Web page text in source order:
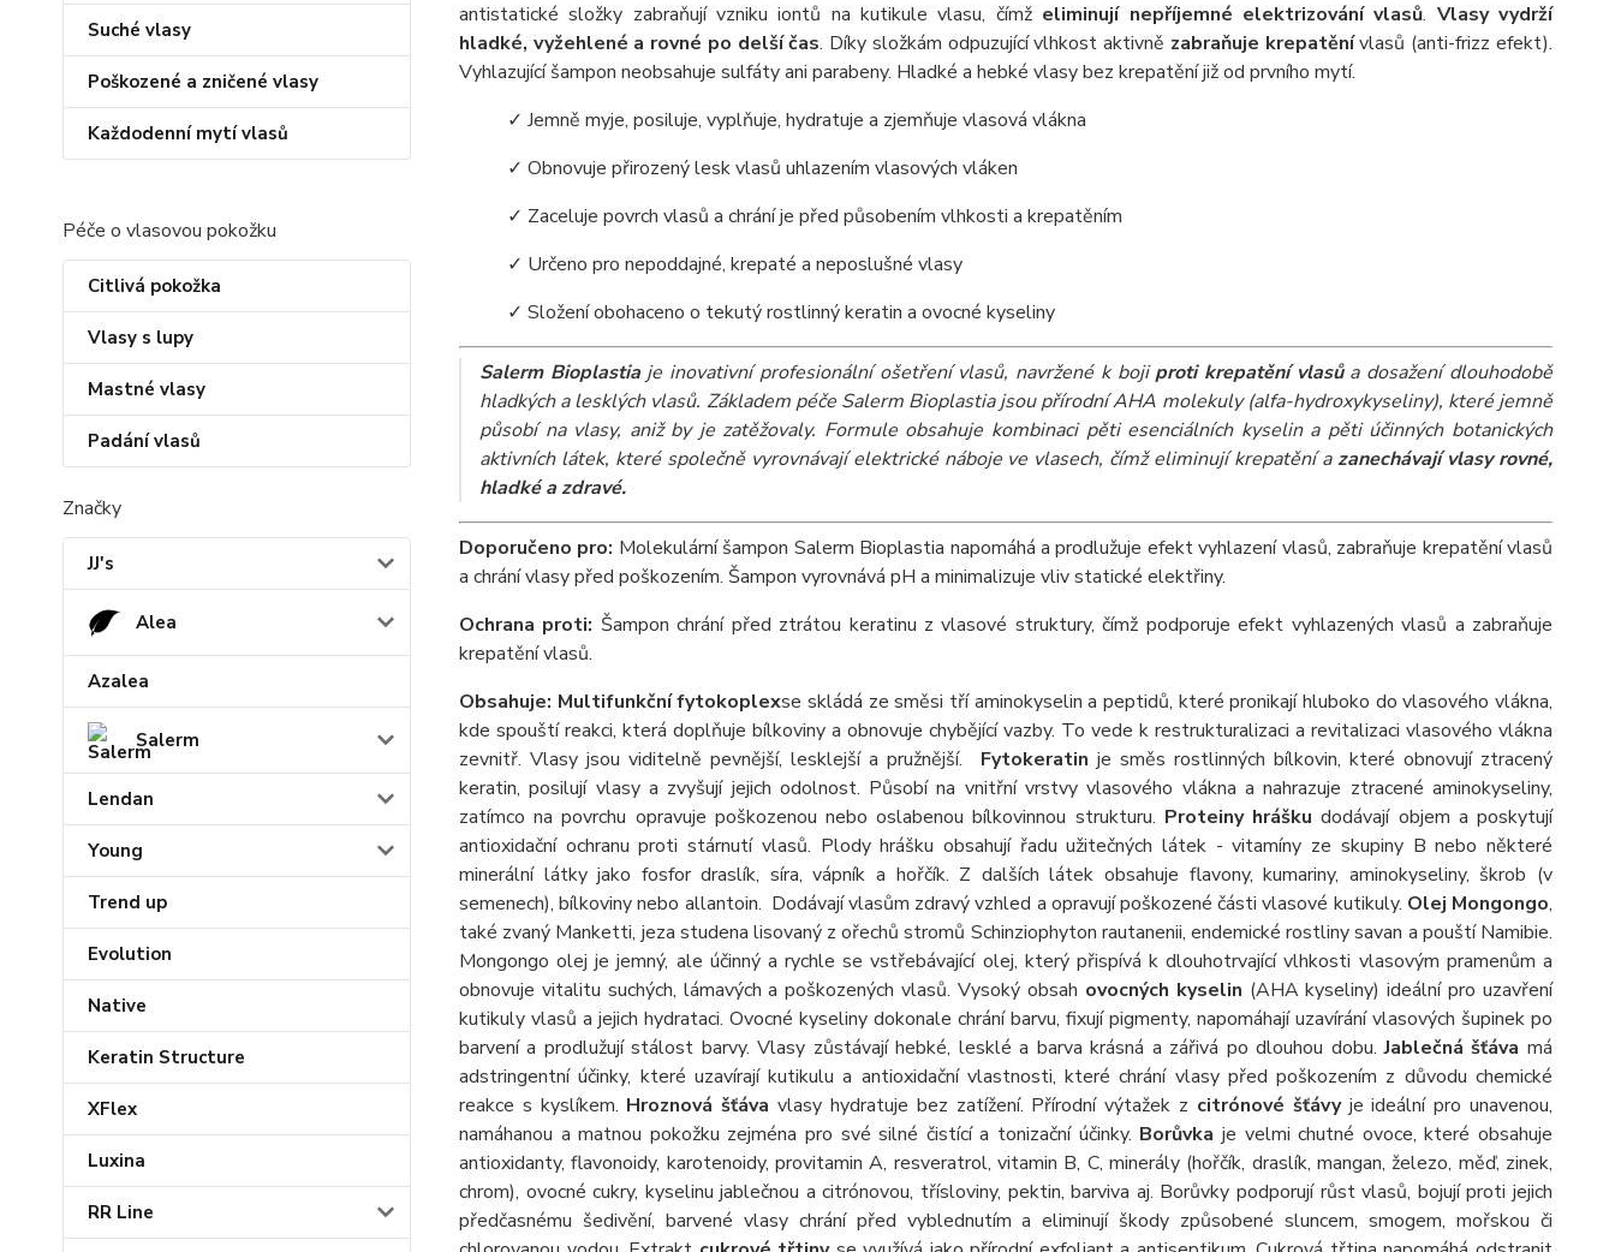
Suché vlasy
Poškozené a zničené vlasy
Každodenní mytí vlasů
Péče o vlasovou pokožku
Citlivá pokožka
Vlasy s lupy
Mastné vlasy
Padání vlasů
Značky
JJ's
Alea
Azalea
Salerm
Lendan
Young
Trend up
Evolution
Native
Keratin Structure
XFlex
Luxina
RR Line
antistatické složky zabraňují vzniku iontů na kutikule vlasu, čímž eliminují nepříjemné elektrizování vlasů. Vlasy vydrží
hladké, vyžehlené a rovné po delší čas. Díky složkám odpuzující vlhkost aktivně zabraňuje krepatěnívlasů (anti-frizz efekt).
Vyhlazující šampon neobsahuje sulfáty ani parabeny. Hladké a hebké vlasy bez krepatění již od prvního mytí.
✓ Jemně myje, posiluje, vyplňuje, hydratuje a zjemňuje vlasová vlákna
✓ Obnovuje přirozený lesk vlasů uhlazením vlasových vláken
✓ Zaceluje povrch vlasů a chrání je před působením vlhkosti a krepatěním
✓ Určeno pro nepoddajné, krepaté a neposlušné vlasy
✓ Složení obohaceno o tekutý rostlinný keratin a ovocné kyseliny
Salerm Bioplastiaje inovativní profesionální ošetření vlasů, navržené k bojiproti krepatění vlasůa dosažení dlouhodobě
hladkých a lesklých vlasů. Základem péče Salerm Bioplastia jsou přírodní AHA molekuly (alfa-hydroxykyseliny), které jemně
působí na vlasy, aniž by je zatěžovaly. Formule obsahuje kombinaci pěti esenciálních kyselin a pěti účinných botanických
aktivních látek, které společně vyrovnávají elektrické náboje ve vlasech, čímž eliminují krepatění a zanechávají vlasy rovné,
hladké a zdravé.
Doporučeno pro: Molekulární šampon Salerm Bioplastia napomáhá a prodlužuje efekt vyhlazení vlasů, zabraňuje krepatění vlasů
a chrání vlasy před poškozením. Šampon vyrovnává pH a minimalizuje vliv statické elektřiny.
Ochrana proti: Šampon chrání před ztrátou keratinu z vlasové struktury, čímž podporuje efekt vyhlazených vlasů a zabraňuje
krepatění vlasů.
Obsahuje: Multifunkční fytokoplexse skládá ze směsi tří aminokyselin a peptidů, které pronikají hluboko do vlasového vlákna,
kde spouští reakci, která doplňuje bílkoviny a obnovuje chybějící vazby. To vede k restrukturalizaci a revitalizaci vlasového vlákna
zevnitř. Vlasy jsou viditelně pevnější, lesklejší a pružnější. Fytokeratin je směs rostlinných bílkovin, které obnovují ztracený
keratin, posilují vlasy a zvyšují jejich odolnost. Působí na vnitřní vrstvy vlasového vlákna a nahrazuje ztracené aminokyseliny,
zatímco na povrchu opravuje poškozenou nebo oslabenou bílkovinnou strukturu. Proteiny hrášku dodávají objem a poskytují
antioxidační ochranu proti stárnutí vlasů. Plody hrášku obsahují řadu užitečných látek - vitamíny ze skupiny B nebo některé
minerální látky jako fosfor draslík, síra, vápník a hořčík. Z dalších látek obsahuje flavony, kumariny, aminokyseliny, škrob (v
semenech), bílkoviny nebo allantoin. Dodávají vlasům zdravý vzhled a opravují poškozené části vlasové kutikuly. Olej Mongongo,
také zvaný Manketti, jeza studena lisovaný z ořechů stromů Schinziophyton rautanenii, endemické rostliny savan a pouští Namibie.
Mongongo olej je jemný, ale účinný a rychle se vstřebávající olej, který přispívá k dlouhotrvající vlhkosti vlasovým pramenům a
obnovuje vitalitu suchých, lámavých a poškozených vlasů. Vysoký obsah ovocných kyselin (AHA kyseliny) ideální pro uzavření
kutikuly vlasů a jejich hydrataci. Ovocné kyseliny dokonale chrání barvu, fixují pigmenty, napomáhají uzavírání vlasových šupinek po
barvení a prodlužují stálost barvy. Vlasy zůstávají hebké, lesklé a barva krásná a zářivá po dlouhou dobu.Jablečná šťáva má
adstringentní účinky, které uzavírají kutikulu a antioxidační vlastnosti, které chrání vlasy před poškozením z důvodu chemické
reakce s kyslíkem. Hroznová šťáva vlasy hydratuje bez zatížení. Přírodní výtažek z citrónové šťávyje ideální pro unavenou,
namáhanou a matnou pokožku zejména pro své silné čistící a tonizační účinky. Borůvka je velmi chutné ovoce, které obsahuje
antioxidanty, flavonoidy, karotenoidy, provitamin A, resveratrol, vitamin B, C, minerály (hořčík, draslík, mangan, železo, měď, zinek,
chrom), ovocné cukry, kyselinu jablečnou a citrónovou, třísloviny, pektin, barviva aj. Borůvky podporují růst vlasů, bojují proti jejich
předčasnému šedivění, barvené vlasy chrání před vyblednutím a eliminují škody způsobené sluncem, smogem, mořskou či